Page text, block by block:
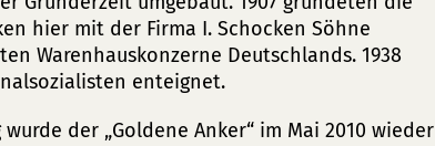
hier mit der Firma I. Schocken Söhne
Warenhauskonzerne Deutschlands. 1938
enteignet.
der „Goldene Anker“ im Mai 2010 wieder